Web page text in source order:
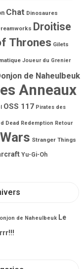
Chat Dinosaures
Droitise
Thrones Gilets
Joueur du Grenier
de Naheulbeuk
Anneaux
OSS 117 Pirates des
Dead Redemption Retour
Stranger Things
Yu-Gi-Oh
de Naheulbeuk Le